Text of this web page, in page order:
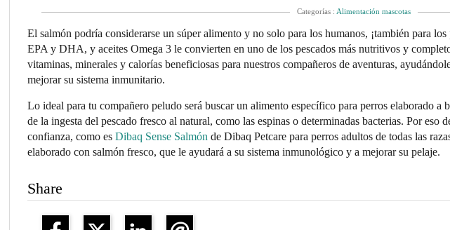
Categorías : Alimentación mascotas
El salmón podría considerarse un súper alimento y no solo para los humanos, ¡también para
EPA y DHA, y aceites Omega 3 le convierten en uno de los pescados más nutritivos y
vitaminas, minerales y calorías beneficiosas para nuestros compañeros de aventuras,
mejorar su sistema inmunitario.
Lo ideal para tu compañero peludo será buscar un alimento específico para perros elaborado a
de la ingesta del pescado fresco al natural, como las espinas o determinadas bacterias. Por eso
confianza, como esDibaq Sense Salmón de Dibaq Petcare para perros adultos de todas las
elaborado con salmón fresco, que le ayudará a su sistema inmunológico y a mejorar su pelaje.
Share